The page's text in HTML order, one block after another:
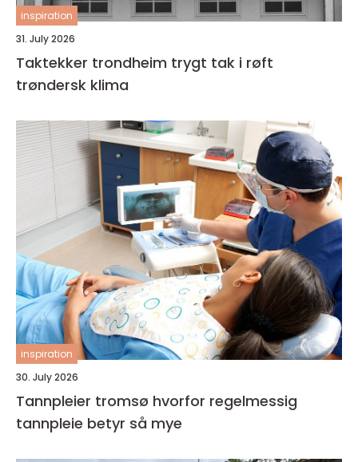
inspiration
31. July 2026
Taktekker trondheim trygt tak i røft
trøndersk klima
inspiration
30. July 2026
Tannpleier tromsø hvorfor regelmessig
tannpleie betyr så mye